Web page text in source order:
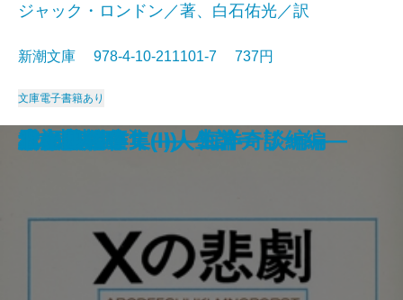
死者の奢り・飼育
続 813―ルパン傑作集(II)―
知と愛
813―ルパン傑作集(I)―
シッダールタ
ビルマの竪琴
ハックルベリイ・フィンの冒険
風林火山
あすなろ物語
白い牙
ジャック・ロンドン／著、白石佑光／訳
新潮文庫 978-4-10-211101-7 737円
文庫電子書籍あり
Xの悲劇
ドイル傑作集(II)―海洋奇談編―
雲の墓標
赤と黒〔下〕
サキ短編集
幸福について―人生論―
流れる
緋文字
二十四の瞳
ドイル傑作集(I)―ミステリー編―